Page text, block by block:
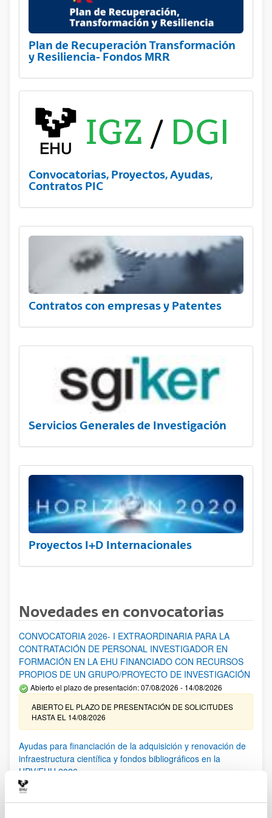
Plan de Recuperación Transformación
y Resiliencia- Fondos MRR
Convocatorias, Proyectos, Ayudas,
Contratos PIC
Contratos con empresas y Patentes
Servicios Generales de Investigación
Proyectos I+D Internacionales
Novedades en convocatorias
CONVOCATORIA 2026- I EXTRAORDINARIA PARA LA
CONTRATACIÓN DE PERSONAL INVESTIGADOR EN
FORMACIÓN EN LA EHU FINANCIADO CON RECURSOS
PROPIOS DE UN GRUPO/PROYECTO DE INVESTIGACIÓN
Abierto el plazo de presentación: 07/08/2026 - 14/08/2026
ABIERTO EL PLAZO DE PRESENTACIÓN DE SOLICITUDES
HASTA EL 14/08/2026
Ayudas para financiación de la adquisición y renovación de
infraestructura científica y fondos bibliográficos en la
UPV/EHU 2026
25/03/2026: Corrección de errores del listado provisional de